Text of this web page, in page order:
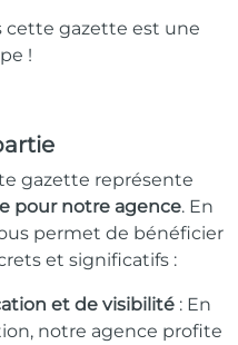
cette gazette est une
!
gazette représente
pour notre agence. En
permet de bénéficier
et significatifs :
et de visibilité : En
notre agence profite